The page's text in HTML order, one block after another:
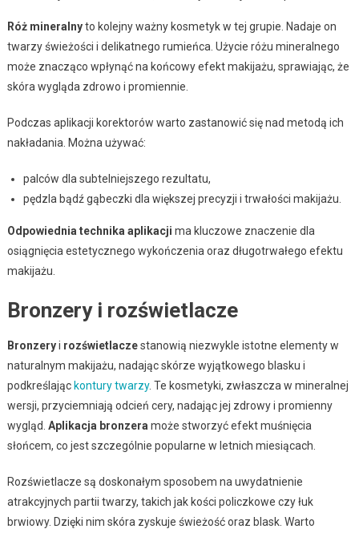
Róż mineralnyto kolejny ważny kosmetyk w tej grupie. Nadaje on
twarzy świeżości i delikatnego rumieńca. Użycie różu mineralnego
może znacząco wpłynąć na końcowy efekt makijażu, sprawiając, że
skóra wygląda zdrowo i promiennie.
Podczas aplikacji korektorów warto zastanowić się nad metodą ich
nakładania. Można używać:
palców dla subtelniejszego rezultatu,
pędzla bądź gąbeczki dla większej precyzji i trwałości makijażu.
Odpowiednia technika aplikacji ma kluczowe znaczenie dla
osiągnięcia estetycznego wykończenia oraz długotrwałego efektu
makijażu.
Bronzery i rozświetlacze
Bronzeryi rozświetlaczestanowią niezwykle istotne elementy w
naturalnym makijażu, nadając skórze wyjątkowego blasku i
podkreślając kontury twarzy. Te kosmetyki, zwłaszcza w mineralnej
wersji, przyciemniają odcień cery, nadając jej zdrowy i promienny
wygląd. Aplikacja bronzera może stworzyć efekt muśnięcia
słońcem, co jest szczególnie popularne w letnich miesiącach.
Rozświetlacze są doskonałym sposobem na uwydatnienie
atrakcyjnych partii twarzy, takich jak kości policzkowe czy łuk
brwiowy. Dzięki nim skóra zyskuje świeżość oraz blask. Warto